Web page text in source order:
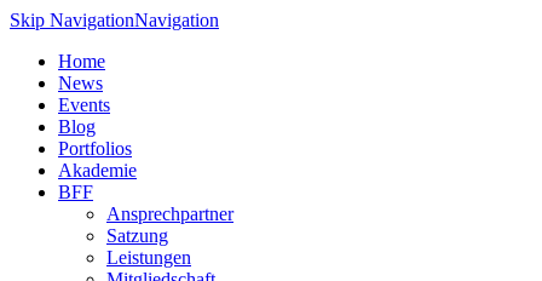
Skip NavigationNavigation
Home
News
Events
Blog
Portfolios
Akademie
BFF
Ansprechpartner
Satzung
Leistungen